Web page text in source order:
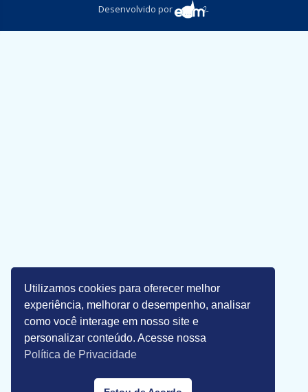
Desenvolvido por
Utilizamos cookies para oferecer melhor
experiência, melhorar o desempenho, analisar
como você interage em nosso site e
personalizar conteúdo. Acesse nossa
Política de Privacidade